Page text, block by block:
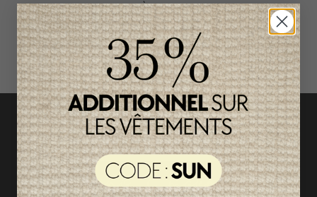
ACCÈS RAPIDE
magasinez par catégorie